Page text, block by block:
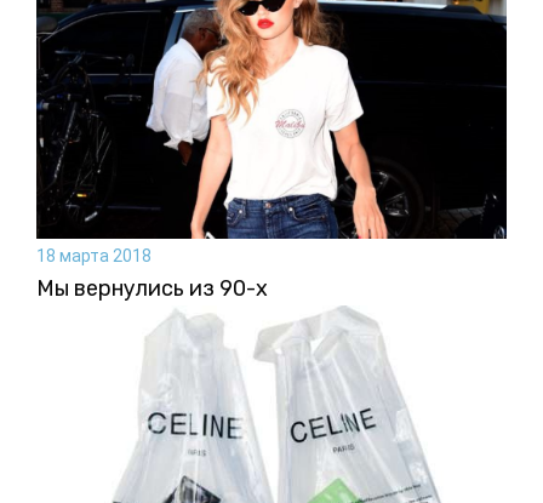
18 марта 2018
Мы вернулись из 90-х